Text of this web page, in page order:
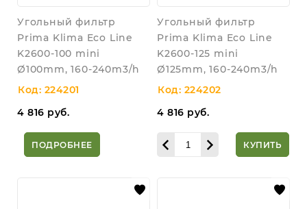
Угольный фильтр
Prima Klima Eco Line
K2600-100 mini
Ø100mm, 160-240m3/h
Код: 224201
4 816 руб.
ПОДРОБНЕЕ
Угольный фильтр
Prima Klima Eco Line
K2600-125 mini
Ø125mm, 160-240m3/h
Код: 224202
4 816 руб.
КУПИТЬ